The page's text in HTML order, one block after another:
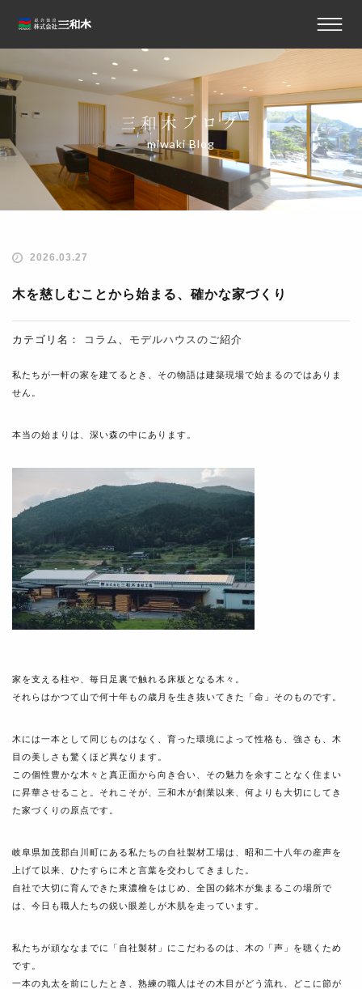
三和木ブログ
miwaki Blog
2026.03.27
木を慈しむことから始まる、確かな家づくり
カテゴリ名： コラム 、 モデルハウスのご紹介
私たちが一軒の家を建てるとき、その物語は建築現場で始まるのではありま
せん。
本当の始まりは、深い森の中にあります。
家を支える柱や、毎日足裏で触れる床板となる木々。
それらはかつて山で何十年もの歳月を生き抜いてきた「命」そのものです。
木には一本として同じものはなく、育った環境によって性格も、強さも、木
目の美しさも驚くほど異なります。
この個性豊かな木々と真正面から向き合い、その魅力を余すことなく住まい
に昇華させること。それこそが、三和木が創業以来、何よりも大切にしてき
た家づくりの原点です。
岐阜県加茂郡白川町にある私たちの自社製材工場は、昭和二十八年の産声を
上げて以来、ひたすらに木と言葉を交わしてきました。
自社で大切に育んできた東濃檜をはじめ、全国の銘木が集まるこの場所で
は、今日も職人たちの鋭い眼差しが木肌を走っています。
私たちが頑ななまでに「自社製材」にこだわるのは、木の「声」を聴くため
です。
一本の丸太を前にしたとき、熟練の職人はその木目がどう流れ、どこに節が